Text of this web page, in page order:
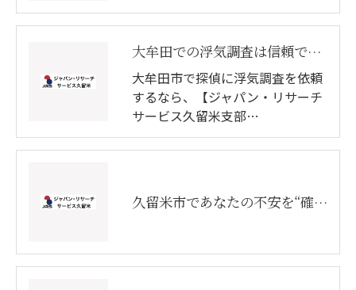
大牟田での浮気調査は信頼できる探偵にお任せください
大牟田市で探偵に浮気調査を依頼
するなら、【ジャパン・リサーチ
サービス久留米支部…
久留米市であなたの不安を“確かな証拠”で解決